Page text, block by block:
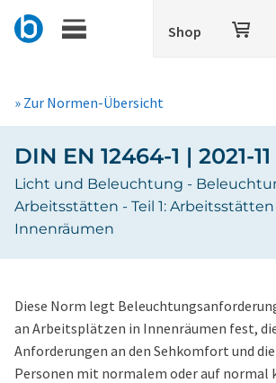
Shop
» Zur Normen-Übersicht
DIN EN 12464-1 | 2021-11
Licht und Beleuchtung -
Arbeitsstätten - Teil 1:
Innenräumen
Diese Norm legt
an Arbeitsplätzen in Innenräumen fest,
Anforderungen an den Sehkomfort und
Personen mit normalem oder auf normal